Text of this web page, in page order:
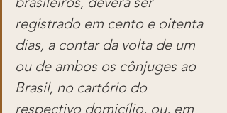
registrado em cento e oitenta
dias, a contar da volta de um
ou de ambos os cônjuges ao
Brasil, no cartório do
respectivo domicílio, ou, em